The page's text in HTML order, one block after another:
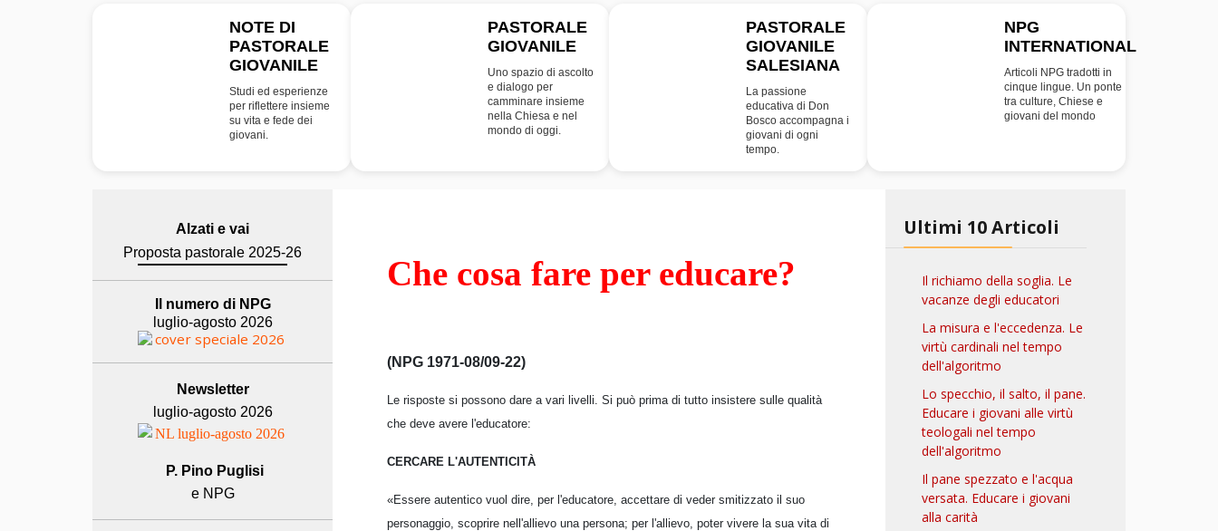
NOTE DI
PASTORALE
GIOVANILE
Studi ed esperienze
per riflettere insieme
su vita e fede dei
giovani.
PASTORALE
GIOVANILE
Uno spazio di ascolto
e dialogo per
camminare insieme
nella Chiesa e nel
mondo di oggi.
PASTORALE
GIOVANILE
SALESIANA
La passione
educativa di Don
Bosco accompagna i
giovani di ogni
tempo.
NPG
INTERNATIONAL
Articoli NPG tradotti in
cinque lingue. Un ponte
tra culture, Chiese e
giovani del mondo
Alzati e vai
Proposta pastorale 2025-26
Il numero di NPG
luglio-agosto 2026
Newsletter
luglio-agosto 2026
P. Pino Puglisi
e NPG
Che cosa fare per educare?
(NPG 1971-08/09-22)
Le risposte si possono dare a vari livelli. Si può prima di tutto insistere sulle qualità
che deve avere l'educatore:
CERCARE L'AUTENTICITÀ
«Essere autentico vuol dire, per l'educatore, accettare di veder smitizzato il suo
personaggio, scoprire nell'allievo una persona; per l'allievo, poter vivere la sua vita di
Ultimi 10 Articoli
Il richiamo della soglia. Le
vacanze degli educatori
La misura e l'eccedenza. Le
virtù cardinali nel tempo
dell'algoritmo
Lo specchio, il salto, il pane.
Educare i giovani alle virtù
teologali nel tempo
dell'algoritmo
Il pane spezzato e l'acqua
versata. Educare i giovani
alla carità